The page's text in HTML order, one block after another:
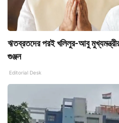
ঋতব্রতদের পরই খলিলুর-আবু
গুঞ্জন
Editorial Desk